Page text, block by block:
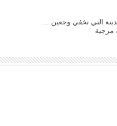
التي تخفي وجعين …
مرجية